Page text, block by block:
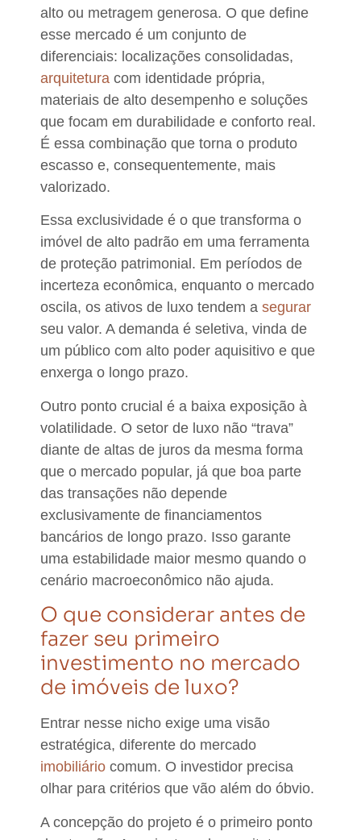
alto ou metragem generosa. O que define
esse mercado é um conjunto de
diferenciais: localizações consolidadas,
arquitetura com identidade própria,
materiais de alto desempenho e soluções
que focam em durabilidade e conforto real.
É essa combinação que torna o produto
escasso e, consequentemente, mais
valorizado.
Essa exclusividade é o que transforma o
imóvel de alto padrão em uma ferramenta
de proteção patrimonial. Em períodos de
incerteza econômica, enquanto o mercado
oscila, os ativos de luxo tendem a segurar
seu valor. A demanda é seletiva, vinda de
um público com alto poder aquisitivo e que
enxerga o longo prazo.
Outro ponto crucial é a baixa exposição à
volatilidade. O setor de luxo não “trava”
diante de altas de juros da mesma forma
que o mercado popular, já que boa parte
das transações não depende
exclusivamente de financiamentos
bancários de longo prazo. Isso garante
uma estabilidade maior mesmo quando o
cenário macroeconômico não ajuda.
O que considerar antes de
fazer seu primeiro
investimento no mercado
de imóveis de luxo?
Entrar nesse nicho exige uma visão
estratégica, diferente do mercado
imobiliário comum. O investidor precisa
olhar para critérios que vão além do óbvio.
A concepção do projeto é o primeiro ponto